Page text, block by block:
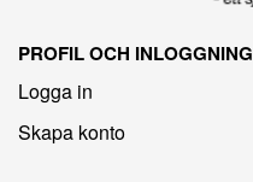
PROFIL OCH INLOGGNING
Logga in
Skapa konto